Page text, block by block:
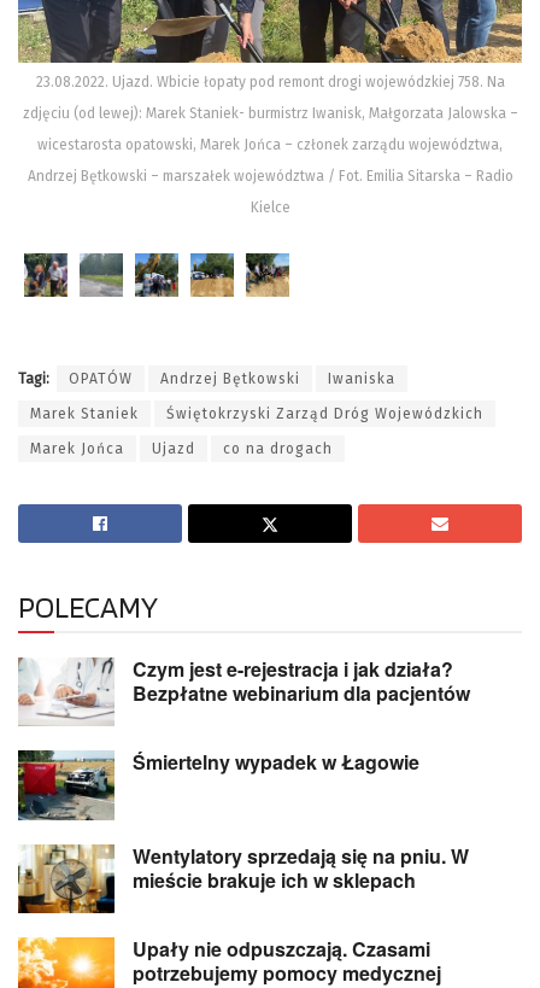
23.08.2022. Ujazd. Wbicie łopaty pod remont drogi wojewódzkiej 758. Na
zdjęciu (od lewej): Marek Staniek- burmistrz Iwanisk, Małgorzata Jalowska –
wicestarosta opatowski, Marek Jońca – członek zarządu województwa,
Andrzej Bętkowski – marszałek województwa / Fot. Emilia Sitarska – Radio
Kielce
Tagi: OPATÓW Andrzej Bętkowski Iwaniska
Marek Staniek Świętokrzyski Zarząd Dróg Wojewódzkich
Marek Jońca Ujazd co na drogach
POLECAMY
Czym jest e-rejestracja i jak działa?
Bezpłatne webinarium dla pacjentów
Śmiertelny wypadek w Łagowie
Wentylatory sprzedają się na pniu. W
mieście brakuje ich w sklepach
Upały nie odpuszczają. Czasami
potrzebujemy pomocy medycznej